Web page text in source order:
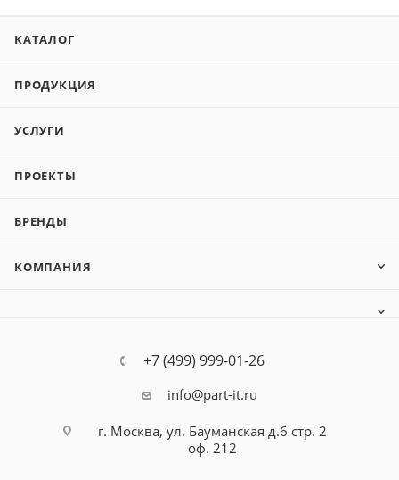
КАТАЛОГ
ПРОДУКЦИЯ
УСЛУГИ
ПРОЕКТЫ
БРЕНДЫ
КОМПАНИЯ
+7 (499) 999-01-26
info@part-it.ru
г. Москва, ул. Бауманская д.6 стр. 2
оф. 212